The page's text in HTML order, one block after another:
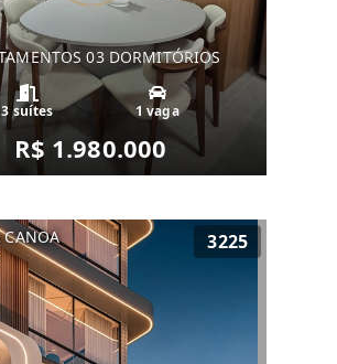
03 DORMITÓRIOS
3 suítes 1 vaga
R$ 1.980.000
CANOA 3225